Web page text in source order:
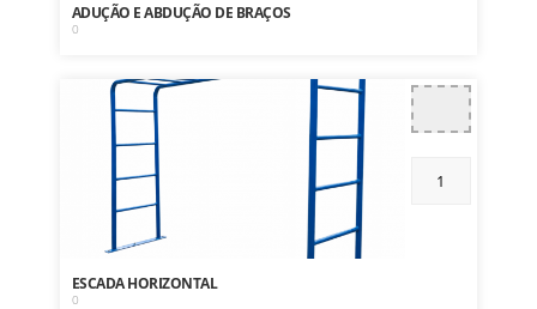
ADUÇÃO E ABDUÇÃO DE BRAÇOS
0
ESCADA HORIZONTAL
0